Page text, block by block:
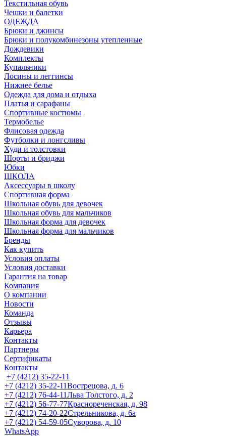
Текстильная обувь
Чешки и балетки
ОДЕЖДА
Брюки и джинсы
Брюки и полукомбинезоны утепленные
Дождевики
Комплекты
Купальники
Лосины и леггинсы
Нижнее белье
Одежда для дома и отдыха
Платья и сарафаны
Спортивные костюмы
Термобелье
Флисовая одежда
Футболки и лонгсливы
Худи и толстовки
Шорты и бриджи
Юбки
ШКОЛА
Аксессуары в школу
Спортивная форма
Школьная обувь для девочек
Школьная обувь для мальчиков
Школьная форма для девочек
Школьная форма для мальчиков
Бренды
Как купить
Условия оплаты
Условия доставки
Гарантия на товар
Компания
О компании
Новости
Команда
Отзывы
Карьера
Контакты
Партнеры
Сертификаты
Контакты
+7 (4212) 35-22-11
+7 (4212) 35-22-11Вострецова, д. 6
+7 (4212) 76-44-11Льва Толстого, д. 2
+7 (4212) 56-77-77Краснореченская, д. 98
+7 (4212) 74-20-22Стрельникова, д. 6а
+7 (4212) 54-59-05Суворова, д. 10
WhatsApp